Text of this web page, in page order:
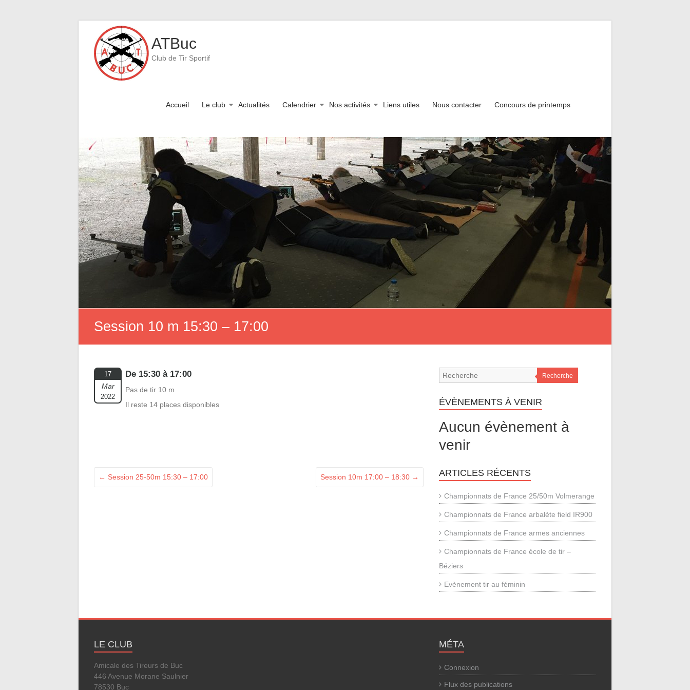
content
ATBuc
Club de Tir Sportif
Accueil Le club Actualités Calendrier Nos activités Liens utiles Nous contacter Concours de printemps
Session 10 m 15:30 – 17:00
17
Mar
2022
De 15:30 à 17:00
Pas de tir 10 m
Il reste 14 places disponibles
← Session 25-50m 15:30 – 17:00 Session 10m 17:00 – 18:30 →
Recherche
ÉVÈNEMENTS À VENIR
Aucun évènement à
venir
ARTICLES RÉCENTS
Championnats de France 25/50m Volmerange
Championnats de France arbalète field IR900
Championnats de France armes anciennes
Championnats de France école de tir –
Béziers
Evènement tir au féminin
LE CLUB
Amicale des Tireurs de Buc
446 Avenue Morane Saulnier
78530 Buc
MÉTA
Connexion
Flux des publications